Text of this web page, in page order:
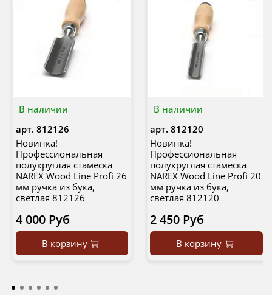
В наличии
арт. 812126
Новинка!
Профессиональная
полукруглая стамеска
NAREX Wood Line Profi 26
мм ручка из бука,
светлая 812126
4 000 Руб
В корзину
В наличии
арт. 812120
Новинка!
Профессиональная
полукруглая стамеска
NAREX Wood Line Profi 20
мм ручка из бука,
светлая 812120
2 450 Руб
В корзину